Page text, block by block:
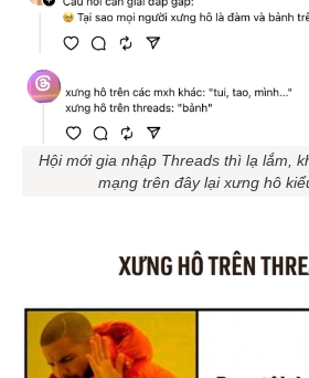
Hội mới gia nhập Threads thì lạ lắm,
mạng trên đây lại xưng hô